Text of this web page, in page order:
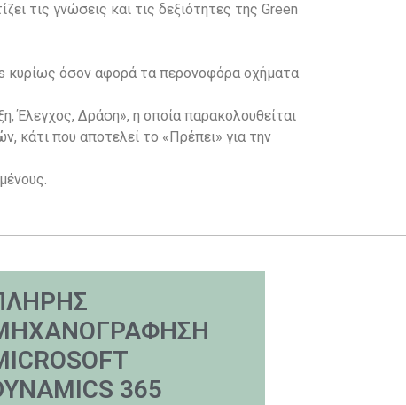
τις γνώσεις και τις δεξιότητες της Green
κυρίως όσον αφορά τα περονοφόρα οχήματα
Έλεγχος, Δράση», η οποία παρακολουθείται
κάτι που αποτελεί το «Πρέπει» για την
365